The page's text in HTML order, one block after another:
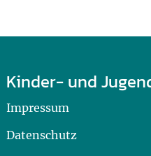
Kinder- und
Impressum
Datenschutz